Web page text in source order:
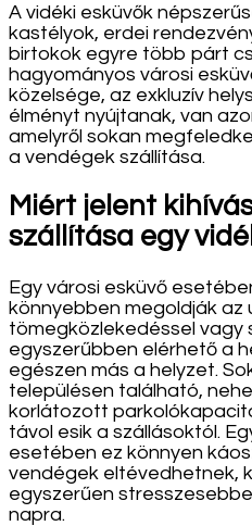
A vidéki esküvők
kastélyok, erdei
birtokok egyre több párt
hagyományos városi
közelsége, az exkluzív
élményt nyújtanak, van
amelyről sokan
a vendégek szállítása.
Miért jelent
szállítása egy
Egy városi esküvő
könnyebben megoldják az
tömegközlekedéssel vagy
egyszerűbben elérhető a
egészen más a helyzet.
településen található,
korlátozott
távol esik a szállásoktól.
esetében ez könnyen
vendégek eltévedhetnek,
egyszerűen
napra.